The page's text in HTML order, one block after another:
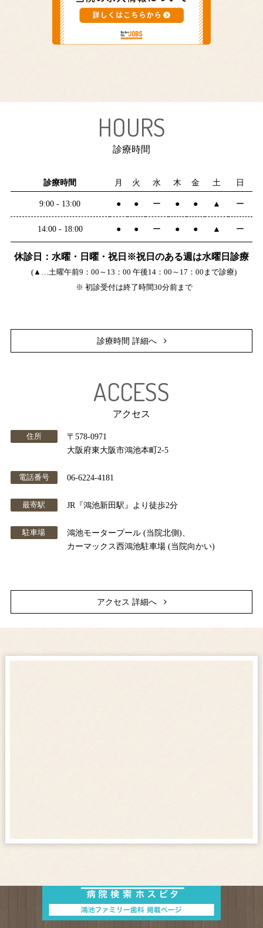
HOURS
診療時間
診療時間 月 火 水 木 金 土 日
9:00 - 13:00 ● ● ー ● ● ▲ ー
14:00 - 18:00 ● ● ー ● ● ▲ ー
休診日：水曜・日曜・祝日※祝日のある週は水曜日診療
(▲…土曜午前9：00～13：00 午後14：00～17：00まで診療)
※ 初診受付は終了時間30分前まで
診療時間 詳細へ
ACCESS
アクセス
住所
〒578-0971
大阪府東大阪市鴻池本町2-5
電話番号 06-6224-4181
最寄駅 JR『鴻池新田駅』より徒歩2分
駐車場
鴻池モータープール (当院北側)、
カーマックス西鴻池駐車場 (当院向かい)
アクセス 詳細へ